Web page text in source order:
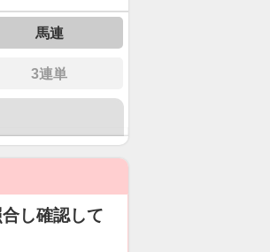
馬連
3連単
し確認して